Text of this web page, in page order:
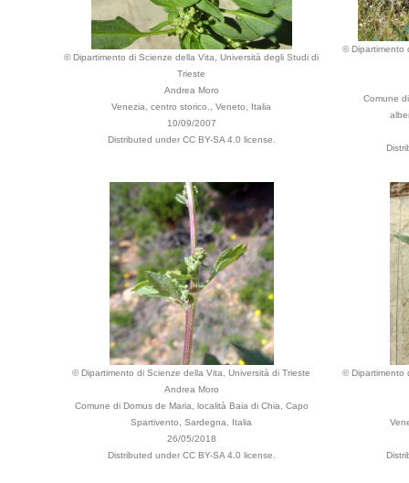
© Dipartimento di Scienze della Vita, Università degli Studi di
Trieste
Andrea Moro
Venezia, centro storico., Veneto, Italia
10/09/2007
Distributed under CC BY-SA 4.0 license.
© Dipartimento
Comune
© Dipartimento di Scienze della Vita, Università di Trieste
Andrea Moro
Comune di Domus de Maria, località Baia di Chia, Capo
Spartivento, Sardegna, Italia
26/05/2018
Distributed under CC BY-SA 4.0 license.
© Dipartimento